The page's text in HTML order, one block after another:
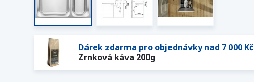
Dárek zdarma pro objednávky nad 7 000 Kč
Zrnková káva 200g